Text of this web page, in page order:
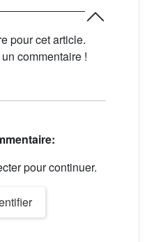
pour cet article.
commentaire !
pour continuer.